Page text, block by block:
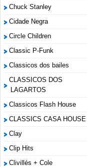
Chuck Stanley
Cidade Negra
Circle Children
Classic P-Funk
Classicos dos bailes
CLASSICOS DOS
LAGARTOS
Classicos Flash House
CLASSICS CASA HOUSE
Clay
Clip Hits
Clivillés + Cole